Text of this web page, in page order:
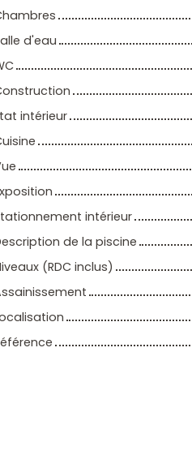
d'eau
intérieur
intérieur
de la piscine
(RDC inclus)